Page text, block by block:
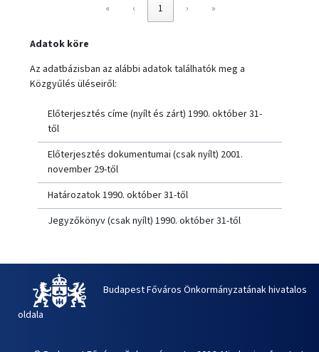
«
‹ 1 › »
Adatok köre
Az adatbázisban az alábbi adatok találhatók meg a
Közgyűlés üléseiről:
Előterjesztés címe (nyílt és zárt) 1990. október 31-
től
Előterjesztés dokumentumai (csak nyílt) 2001.
november 29-től
Határozatok 1990. október 31-től
Jegyzőkönyv (csak nyílt) 1990. október 31-től
Budapest Főváros Önkormányzatának hivatalos
oldala